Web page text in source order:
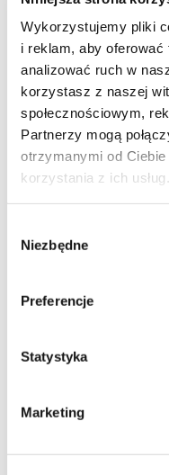
Wykorzystujemy pliki
i reklam, aby oferować
analizować ruch w
korzystasz z naszej
społecznościowym,
Partnerzy mogą
otrzymanymi od
korzystania z ich usług.
zgody
Niezbędne
Preferencje
Statystyka
Marketing
Svi
ciesz się